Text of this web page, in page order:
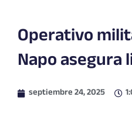
Operativo
Napo
septiembre 24, 2025